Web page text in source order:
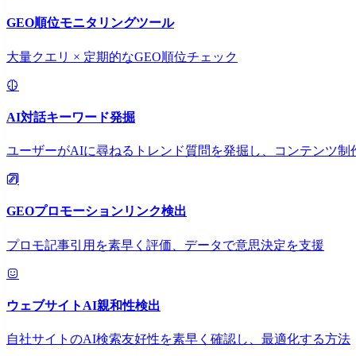
GEO順位モニタリングツール
大量クエリ × 定期的なGEO順位チェック
AI対話キーワード発掘
ユーザーがAIに尋ねるトレンド質問を発掘し、コンテンツ制
GEOプロモーションリンク検出
プロモ記事引用を素早く評価、データで意思決定を支援
ウェブサイトAI親和性検出
自社サイトのAI検索友好性を素早く確認し、最適化する方法